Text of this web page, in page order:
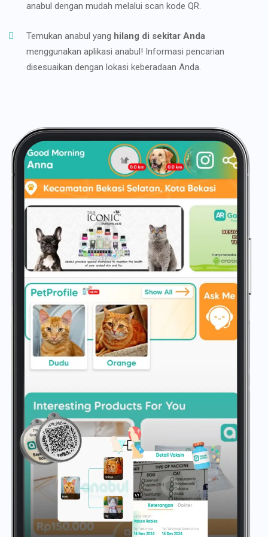
anabul dengan mudah melalui scan kode QR.
Temukan anabul yang hilang di sekitar Anda
menggunakan aplikasi anabul! Informasi pencarian
disesuaikan dengan lokasi keberadaan Anda.